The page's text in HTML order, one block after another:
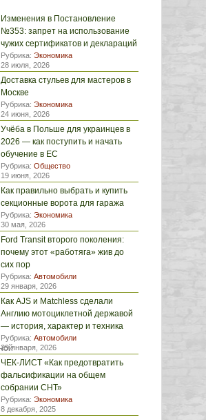
Изменения в Постановление
№353: запрет на использование
чужих сертификатов и деклараций
Рубрика: Экономика
28 июля, 2026
Доставка стульев для мастеров в
Москве
Рубрика: Экономика
24 июня, 2026
Учёба в Польше для украинцев в
2026 — как поступить и начать
обучение в ЕС
Рубрика: Общество
19 июня, 2026
Как правильно выбрать и купить
секционные ворота для гаража
Рубрика: Экономика
30 мая, 2026
Ford Transit второго поколения:
почему этот «работяга» жив до
сих пор
Рубрика: Автомобили
29 января, 2026
Как AJS и Matchless сделали
Англию мотоциклетной державой
— история, характер и техника
Рубрика: Автомобили
29 января, 2026
ЧЕК-ЛИСТ «Как предотвратить
фальсификации на общем
собрании СНТ»
Рубрика: Экономика
8 декабря, 2025